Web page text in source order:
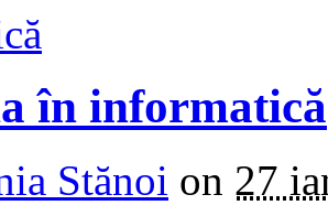
în informatică
Stănoi on 27